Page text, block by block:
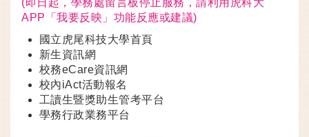
(即日起，學務處留言板停止服務，請利用虎科大
APP「我要反映」功能反應或建議)
國立虎尾科技大學首頁
新生資訊網
校務eCare資訊網
校內iAct活動報名
工讀生暨獎助生管考平台
學務行政業務平台